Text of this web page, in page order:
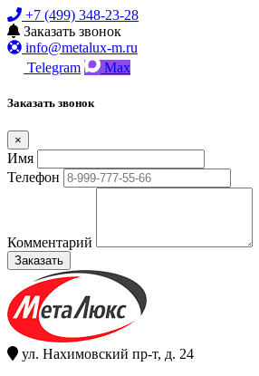
+7 (499) 348-23-28
Заказать звонок
info@metalux-m.ru
Telegram
Max
Заказать звонок
×
Имя
Телефон
Комментарий
Заказать
ул. Нахимовский пр-т, д. 24